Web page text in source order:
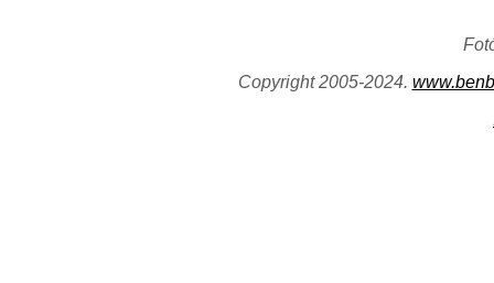
Copyright 2005-2024.